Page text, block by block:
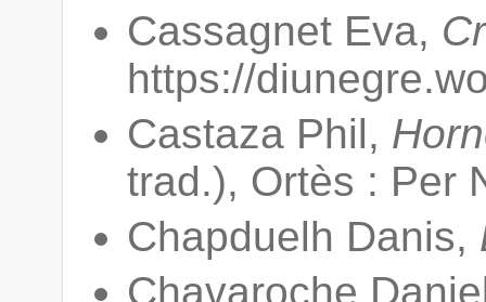
Cassagnet Eva,
https://
Castaza Phil,
trad.), Ortès : Per
Chapduelh Danis,
Chavaroche